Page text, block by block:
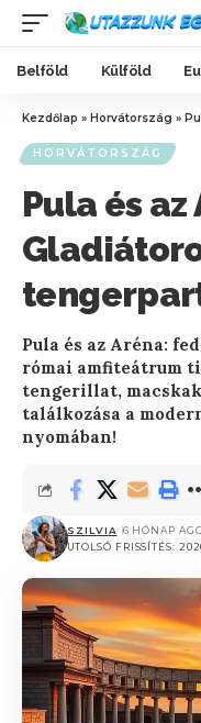
Belföld Külföld
Kezdőlap » Horvátország »
HORVÁTORSZÁG
Pula és az
Pula és az Aréna:
római amfiteátrum
tengerillat,
találkozása a
nyomában!
UTOLSÓ FRISSÍTÉS:
SZILVIA 6 HÓNAP